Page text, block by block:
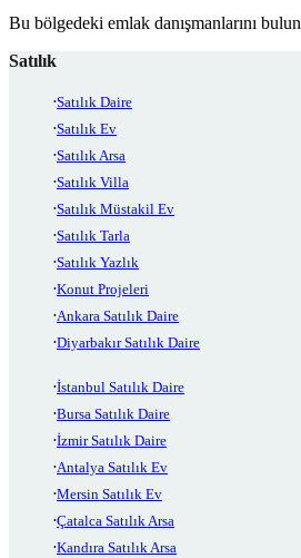
Bu bölgedeki emlak danışmanlarını bulun
Satılık
Satılık Daire
Satılık Ev
Satılık Arsa
Satılık Villa
Satılık Müstakil Ev
Satılık Tarla
Satılık Yazlık
Konut Projeleri
Ankara Satılık Daire
Diyarbakır Satılık Daire
İstanbul Satılık Daire
Bursa Satılık Daire
İzmir Satılık Daire
Antalya Satılık Ev
Mersin Satılık Ev
Çatalca Satılık Arsa
Kandıra Satılık Arsa